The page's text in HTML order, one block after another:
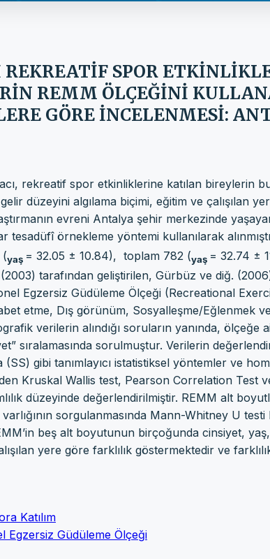
SPOR
REMM ÖLÇEĞİNİ
GÖRE İNCELENMESİ:
rekreatif spor etkinliklerine katılan bireylerin
düzeyini algılama biçimi, eğitim ve çalışılan
evreni Antalya şehir merkezinde
tesadüfî örnekleme yöntemi kullanılarak
(yaş = 32.05 ± 10.84), toplam 782 (yaş = 32.74 ±
tarafından geliştirilen, Gürbüz ve diğ.
Egzersiz Güdüleme Ölçeği (Recreational
etme, Dış görünüm, Sosyalleşme/Eğlenmek
verilerin alındığı soruların yanında,
sıralamasında sorulmuştur. Verilerin
gibi tanımlayıcı istatistiksel yöntemler ve
Kruskal Wallis test, Pearson Correlation Test
düzeyinde değerlendirilmiştir. REMM alt
sorgulanmasında Mann-Whitney U
beş alt boyutunun birçoğunda cinsiyet,
yere göre farklılık göstermektedir ve
Katılım
Egzersiz Güdüleme Ölçeği